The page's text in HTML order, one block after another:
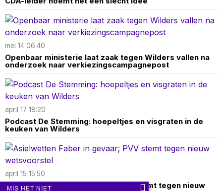
mei 14 06:40
Openbaar ministerie laat zaak tegen Wilders vallen na
onderzoek naar verkiezingscampagnepost
april 17 18:20
Podcast De Stemming: hoepeltjes en visgraten in de
keuken van Wilders
april 15 15:50
Asielwetten Faber in gevaar; PVV stemt tegen nieuw
MIS HET NIET